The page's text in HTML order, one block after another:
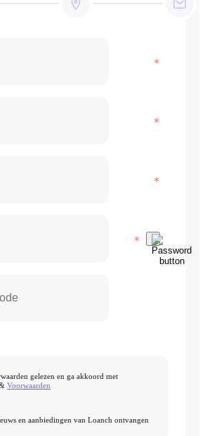
gelezen en ga akkoord met
Voorwaarden
en aanbiedingen van Loanch ontvangen